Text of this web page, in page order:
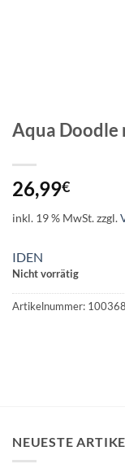
Aqua Doodle
26,99€
inkl. 19 % MwSt.zzgl.
IDEN
Nicht vorrätig
Artikelnummer:
NEUESTE